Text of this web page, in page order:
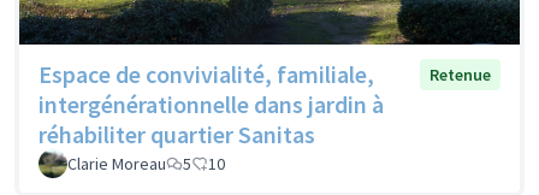
Espace de convivialité, familiale,
intergénérationnelle dans jardin à
réhabiliter quartier Sanitas
Retenue
Clarie Moreau 5 10